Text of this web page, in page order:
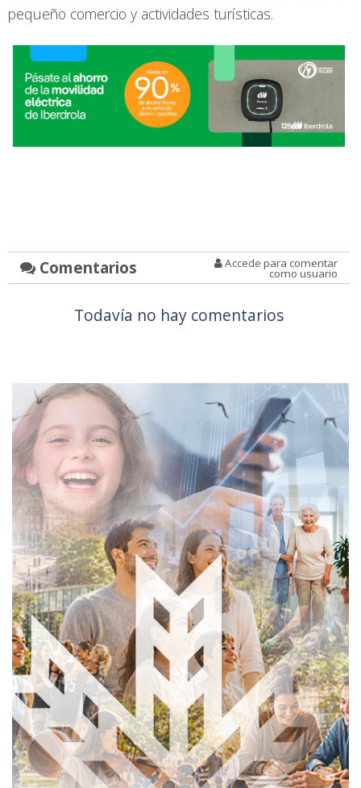
pequeño comercio y actividades turísticas.
Comentarios Accede para comentar
como usuario
Todavía no hay comentarios